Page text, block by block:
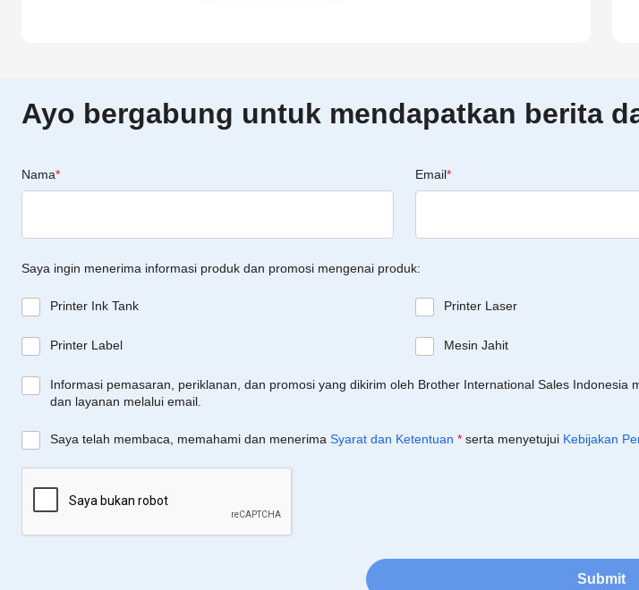
Ayo bergabung untuk mendapatkan berita
Nama* Email*
Saya ingin menerima informasi produk dan promosi mengenai produk:
Printer Ink Tank Printer Laser
Printer Label Mesin Jahit
Informasi pemasaran, periklanan, dan promosi yang dikirim oleh Brother International Sales
dan layanan melalui email.
Saya telah membaca, memahami dan menerima Syarat dan Ketentuan * serta menyetujui Kebijakan
Submit